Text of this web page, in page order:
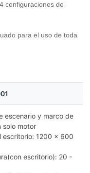
configuraciones de
para el uso de toda
escenario y marco de
solo motor
escritorio: 1200 x 600
escritorio): 20 -